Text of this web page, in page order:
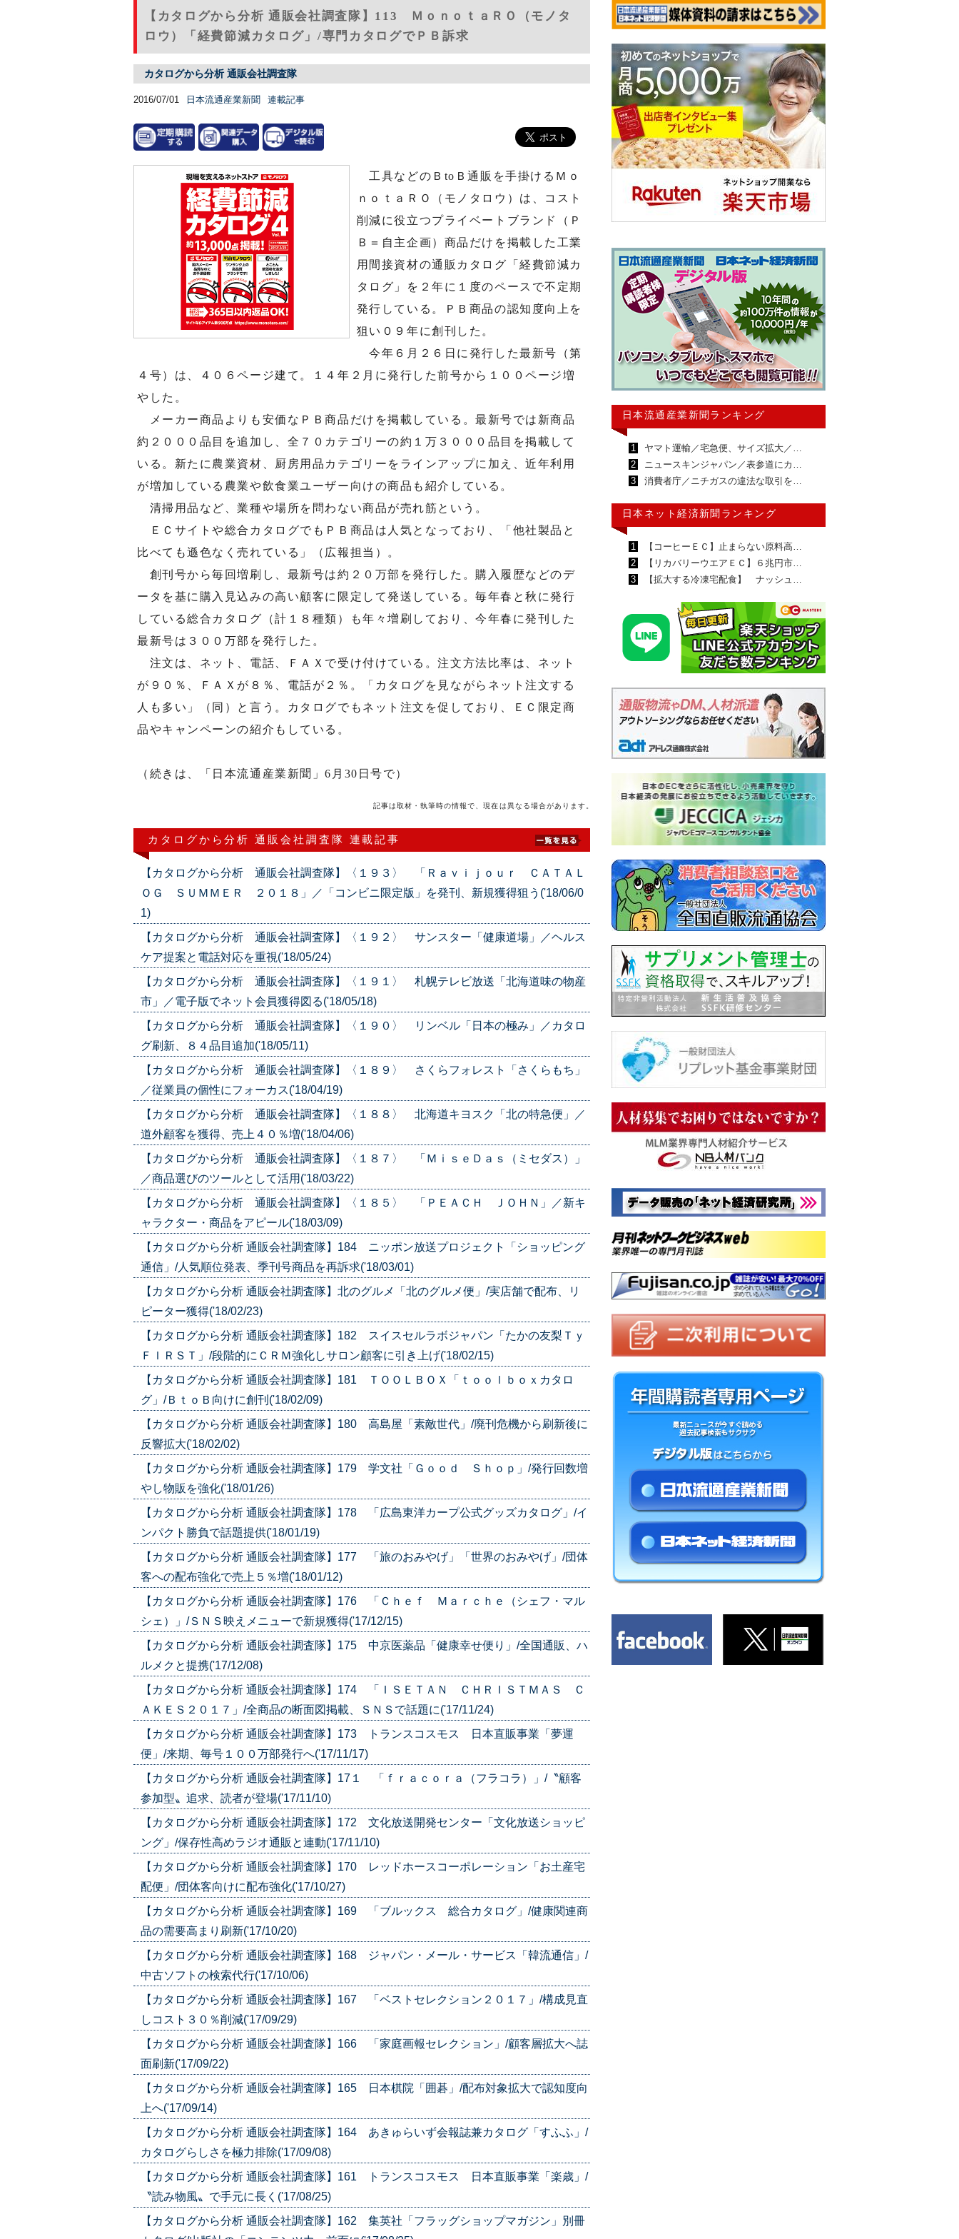
【カタログから分析 通販会社調査隊】113 ＭｏｎｏｔａＲＯ（モノタ
ロウ）「経費節減カタログ」/専門カタログでＰＢ訴求
カタログから分析 通販会社調査隊
2016/07/01 日本流通産業新聞 連載記事
工具などのＢtoＢ通販を手掛けるＭｏ
ｎｏｔａＲＯ（モノタロウ）は、コスト
削減に役立つプライベートブランド（Ｐ
Ｂ＝自主企画）商品だけを掲載した工業
用間接資材の通販カタログ「経費節減カ
タログ」を２年に１度のペースで不定期
発行している。ＰＢ商品の認知度向上を
狙い０９年に創刊した。
今年６月２６日に発行した最新号（第
４号）は、４０６ページ建て。１４年２月に発行した前号から１００ページ増
やした。
メーカー商品よりも安価なＰＢ商品だけを掲載している。最新号では新商品
約２０００品目を追加し、全７０カテゴリーの約１万３０００品目を掲載して
いる。新たに農業資材、厨房用品カテゴリーをラインアップに加え、近年利用
が増加している農業や飲食業ユーザー向けの商品も紹介している。
清掃用品など、業種や場所を問わない商品が売れ筋という。
ＥＣサイトや総合カタログでもＰＢ商品は人気となっており、「他社製品と
比べても遜色なく売れている」（広報担当）。
創刊号から毎回増刷し、最新号は約２０万部を発行した。購入履歴などのデ
ータを基に購入見込みの高い顧客に限定して発送している。毎年春と秋に発行
している総合カタログ（計１８種類）も年々増刷しており、今年春に発刊した
最新号は３００万部を発行した。
注文は、ネット、電話、ＦＡＸで受け付けている。注文方法比率は、ネット
が９０％、ＦＡＸが８％、電話が２％。「カタログを見ながらネット注文する
人も多い」（同）と言う。カタログでもネット注文を促しており、ＥＣ限定商
品やキャンペーンの紹介もしている。
（続きは、「日本流通産業新聞」6月30日号で）
記事は取材・執筆時の情報で、現在は異なる場合があります。
カタログから分析 通販会社調査隊 連載記事
【カタログから分析 通販会社調査隊】〈１９３〉 「Ｒａｖｉｊｏｕｒ ＣＡＴＡＬ
ＯＧ ＳＵＭＭＥＲ ２０１８」／「コンビニ限定版」を発刊、新規獲得狙う('18/06/0
1)
【カタログから分析 通販会社調査隊】〈１９２〉 サンスター「健康道場」／ヘルス
ケア提案と電話対応を重視('18/05/24)
【カタログから分析 通販会社調査隊】〈１９１〉 札幌テレビ放送「北海道味の物産
市」／電子版でネット会員獲得図る('18/05/18)
【カタログから分析 通販会社調査隊】〈１９０〉 リンベル「日本の極み」／カタロ
グ刷新、８４品目追加('18/05/11)
【カタログから分析 通販会社調査隊】〈１８９〉 さくらフォレスト「さくらもち」
／従業員の個性にフォーカス('18/04/19)
【カタログから分析 通販会社調査隊】〈１８８〉 北海道キヨスク「北の特急便」／
道外顧客を獲得、売上４０％増('18/04/06)
【カタログから分析 通販会社調査隊】〈１８７〉 「ＭｉｓｅＤａｓ（ミセダス）」
／商品選びのツールとして活用('18/03/22)
【カタログから分析 通販会社調査隊】〈１８５〉 「ＰＥＡＣＨ ＪＯＨＮ」／新キ
ャラクター・商品をアピール('18/03/09)
【カタログから分析 通販会社調査隊】184 ニッポン放送プロジェクト「ショッピング
通信」/人気順位発表、季刊号商品を再訴求('18/03/01)
【カタログから分析 通販会社調査隊】北のグルメ「北のグルメ便」/実店舗で配布、リ
ピーター獲得('18/02/23)
【カタログから分析 通販会社調査隊】182 スイスセルラボジャパン「たかの友梨Ｔｙ
ＦＩＲＳＴ」/段階的にＣＲＭ強化しサロン顧客に引き上げ('18/02/15)
【カタログから分析 通販会社調査隊】181 ＴＯＯＬＢＯＸ「ｔｏｏｌｂｏｘカタロ
グ」/ＢｔｏＢ向けに創刊('18/02/09)
【カタログから分析 通販会社調査隊】180 高島屋「素敵世代」/廃刊危機から刷新後に
反響拡大('18/02/02)
【カタログから分析 通販会社調査隊】179 学文社「Ｇｏｏｄ Ｓｈｏｐ」/発行回数増
やし物販を強化('18/01/26)
【カタログから分析 通販会社調査隊】178 「広島東洋カープ公式グッズカタログ」/イ
ンパクト勝負で話題提供('18/01/19)
【カタログから分析 通販会社調査隊】177 「旅のおみやげ」「世界のおみやげ」/団体
客への配布強化で売上５％増('18/01/12)
【カタログから分析 通販会社調査隊】176 「Ｃｈｅｆ Ｍａｒｃｈｅ（シェフ・マル
シェ）」/ＳＮＳ映えメニューで新規獲得('17/12/15)
【カタログから分析 通販会社調査隊】175 中京医薬品「健康幸せ便り」/全国通販、ハ
ルメクと提携('17/12/08)
【カタログから分析 通販会社調査隊】174 「ＩＳＥＴＡＮ ＣＨＲＩＳＴＭＡＳ Ｃ
ＡＫＥＳ２０１７」/全商品の断面図掲載、ＳＮＳで話題に('17/11/24)
【カタログから分析 通販会社調査隊】173 トランスコスモス 日本直販事業「夢運
便」/来期、毎号１００万部発行へ('17/11/17)
【カタログから分析 通販会社調査隊】17１ 「ｆｒａｃｏｒａ（フラコラ）」/〝顧客
参加型〟追求、読者が登場('17/11/10)
【カタログから分析 通販会社調査隊】172 文化放送開発センター「文化放送ショッピ
ング」/保存性高めラジオ通販と連動('17/11/10)
【カタログから分析 通販会社調査隊】170 レッドホースコーポレーション「お土産宅
配便」/団体客向けに配布強化('17/10/27)
【カタログから分析 通販会社調査隊】169 「ブルックス 総合カタログ」/健康関連商
品の需要高まり刷新('17/10/20)
【カタログから分析 通販会社調査隊】168 ジャパン・メール・サービス「韓流通信」/
中古ソフトの検索代行('17/10/06)
【カタログから分析 通販会社調査隊】167 「ベストセレクション２０１７」/構成見直
しコスト３０％削減('17/09/29)
【カタログから分析 通販会社調査隊】166 「家庭画報セレクション」/顧客層拡大へ誌
面刷新('17/09/22)
【カタログから分析 通販会社調査隊】165 日本棋院「囲碁」/配布対象拡大で認知度向
上へ('17/09/14)
【カタログから分析 通販会社調査隊】164 あきゅらいず会報誌兼カタログ「すふふ」/
カタログらしさを極力排除('17/09/08)
【カタログから分析 通販会社調査隊】161 トランスコスモス 日本直販事業「楽歳」/
〝読み物風〟で手元に長く('17/08/25)
【カタログから分析 通販会社調査隊】162 集英社「フラッグショップマガジン」別冊
日本流通産業新聞ランキング
1
ヤマト運輸／宅急便、サイズ拡大／…
2
ニュースキンジャパン／表参道にカ…
3
消費者庁／ニチガスの違法な取引を…
日本ネット経済新聞ランキング
1
【コーヒーＥＣ】止まらない原料高…
2
【リカバリーウエアＥＣ】６兆円市…
3
【拡大する冷凍宅配食】 ナッシュ…